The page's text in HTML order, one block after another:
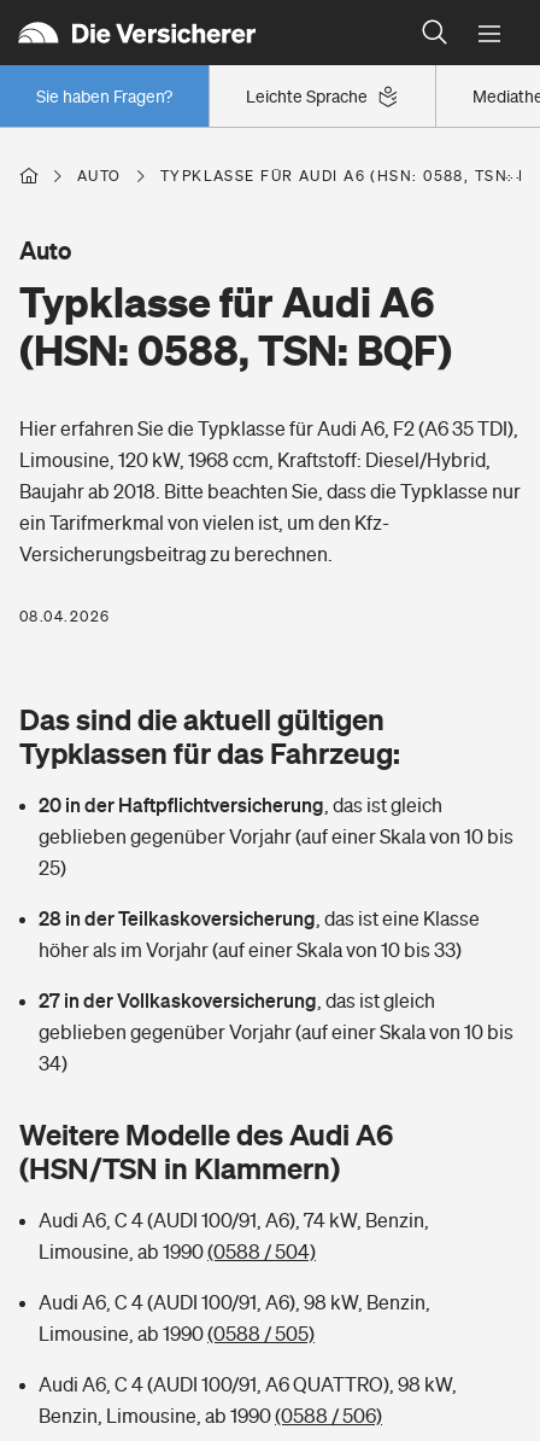
Leichte Sprache
Sie haben Fragen?
Wer versichert was: Jetzt Versicherer finden
Regionalklassen: So ist Ihre Region eingestuft
Wer versichert was: Jetzt Versicherer finden
Berufsunfähigkeitsversicherung
Erwerbsunfähigkeitsversicherung
Grundfähigkeitsversicherung
Arbeitsrechtsschutz
Berufshaftpflichtversicherung
Zur Übersicht
Tools
Wer versichert was: Jetzt Versicherer finden
Sie haben Fragen?
Wohnen
Glasversicherung
Mietkautionsversicherung
Restkreditversicherung
Tools
Hochwasser-Check: Wie gefährdet ist Ihr Haus?
Sie haben Fragen?
Freizeit
Pri­vate Haft­pflicht­
Kinderunfall­ver­si­che­rung
Kinderinvalidität
Hundehalter-Haftpflicht
Handyversicherung
Private Cyberversicherung
Zur Übersicht
Kinderunfall-Check: Mehr Sicherheit für deine Kids
Gesundheit
Private Krankenversicherung
Dread-Disease-Versicherung
Tierkrankenversicherung
Zur Übersicht
Tools
Wer versichert was: Jetzt Versicherer finden
Rentenrechner: Wie viel Geld bekomme ich im Alter?
AUTO TYPKLASSE FÜR AUDI A6 (HSN: 0588, TSN:
Typklasse für Audi A6
(HSN: 0588, TSN: BQF)
Auto
Hier erfahren Sie die Typklasse für Audi A6, F2 (A6 35 TDI),
Limousine, 120 kW, 1968 ccm, Kraftstoff: Diesel/Hybrid,
Baujahr ab 2018. Bitte beachten Sie, dass die Typklasse nur
ein Tarifmerkmal von vielen ist, um den Kfz-
Versicherungsbeitrag zu berechnen.
08.04.2026
Das sind die aktuell gültigen
Typklassen für das Fahrzeug:
20 in der Haftpflichtversicherung das ist gleich
geblieben gegenüber Vorjahr (auf einer Skala von 10 bis
25)
28 in der Teilkaskoversicherung das ist eine Klasse
höher als im Vorjahr (auf einer Skala von 10 bis 33)
27 in der Vollkaskoversicherung das ist gleich
geblieben gegenüber Vorjahr (auf einer Skala von 10 bis
34)
Weitere Modelle des Audi A6
(HSN/TSN in Klammern)
Audi A6, C 4 (AUDI 100/91, A6), 74 kW, Benzin,
Limousine, ab 1990(0588 / 504)
Audi A6, C 4 (AUDI 100/91, A6), 98 kW, Benzin,
Limousine, ab 1990(0588 / 505)
Audi A6, C 4 (AUDI 100/91, A6 QUATTRO), 98 kW,
Benzin, Limousine, ab 1990(0588 / 506)